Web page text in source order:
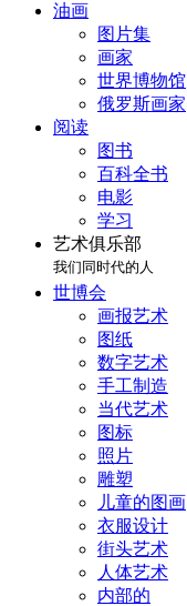
油画
图片集
画家
世界博物馆
俄罗斯画家
阅读
图书
百科全书
电影
学习
艺术俱乐部
我们同时代的人
世博会
画报艺术
图纸
数字艺术
手工制造
当代艺术
图标
照片
雕塑
儿童的图画
衣服设计
街头艺术
人体艺术
内部的